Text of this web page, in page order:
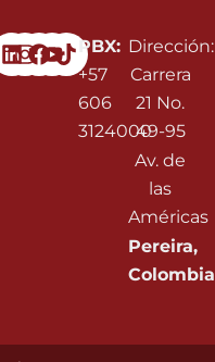
Linkedin
Instagram
Facebook
Youtube
PBX:
+57
606
3124000
Dirección:
Carrera
21 No.
49-95
Av. de
las
Américas
Pereira,
Colombia